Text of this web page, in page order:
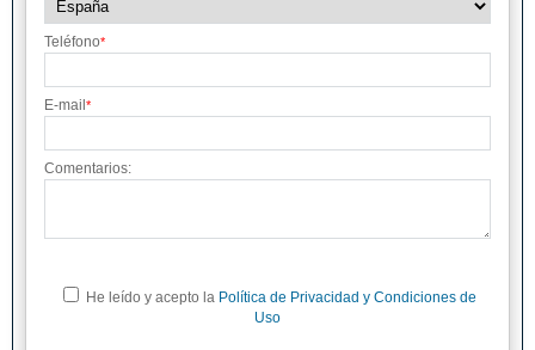
Teléfono*
E-mail *
Comentarios:
He leído y acepto la Política de Privacidad y Condiciones de
Uso